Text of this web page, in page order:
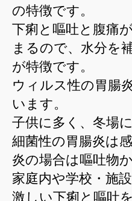
の特徴です。
下痢と嘔吐と腹痛
まるので、水分を
が特徴です。
ウィルス性の胃腸
います。
子供に多く、冬場
細菌性の胃腸炎は
炎の場合は嘔吐物
家庭内や学校・施
激しい下痢と嘔吐